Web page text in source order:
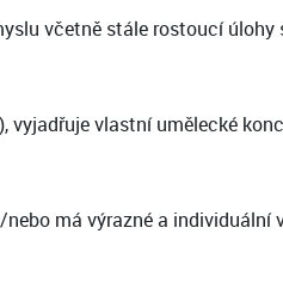
včetně stále rostoucí
vlastní umělecké
má výrazné a individuální